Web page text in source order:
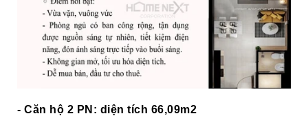
- Căn hộ 2 PN: diện tích 66,09m2